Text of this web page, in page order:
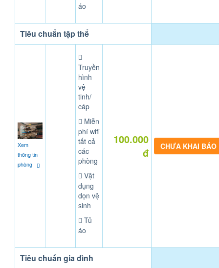
áo
Tiêu chuẩn tập thể
Xem
thông tin
phòng
Truyền
hình
vệ
tinh/
cáp
Miễn
phí wifi
tất cả
các
phòng
Vật
dụng
dọn vệ
sinh
Tủ
áo
100.000
đ
CHƯA KHAI BÁO
Tiêu chuẩn gia đình